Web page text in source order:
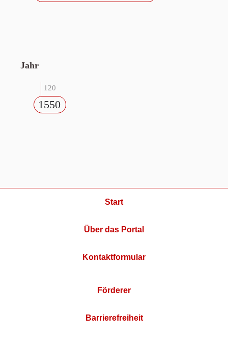
Jahr
120
1550
Start
Über das Portal
Kontaktformular
Förderer
Barrierefreiheit